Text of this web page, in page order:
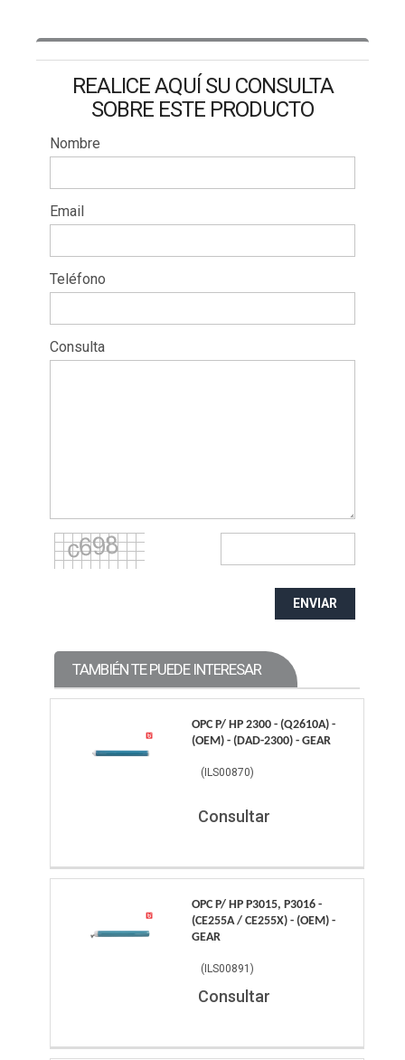
REALICE AQUÍ SU CONSULTA
SOBRE ESTE PRODUCTO
Nombre
Email
Teléfono
Consulta
ENVIAR
TAMBIÉN TE PUEDE INTERESAR
OPC P/ HP 2300 - (Q2610A) -
(OEM) - (DAD-2300) - GEAR
(ILS00870)
Consultar
OPC P/ HP P3015, P3016 -
(CE255A / CE255X) - (OEM) -
GEAR
(ILS00891 )
Consultar